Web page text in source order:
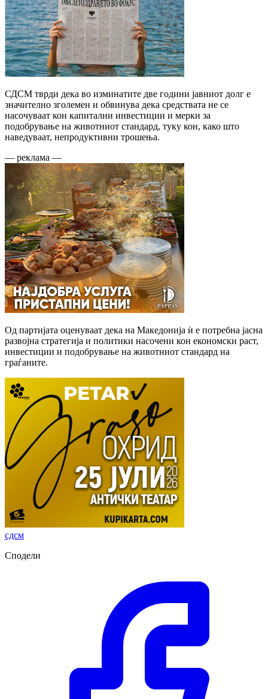
СДСМ тврди дека во изминатите две години јавниот долг е
значително зголемен и обвинува дека средствата не се
насочуваат кон капитални инвестиции и мерки за
подобрување на животниот стандард, туку кон, како што
наведуваат, непродуктивни трошења.
— реклама —
Од партијата оценуваат дека на Македонија ѝ е потребна јасна
развојна стратегија и политики насочени кон економски раст,
инвестиции и подобрување на животниот стандард на
граѓаните.
сдсм
Сподели